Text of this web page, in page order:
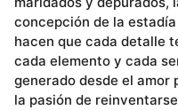
concepción de la
hacen que cada detalle
cada elemento y cada
generado desde el amor
la pasión de